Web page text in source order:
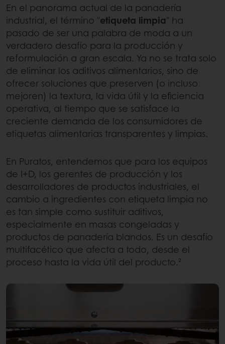
En el panorama actual de la panadería
industrial, el término "etiqueta limpia" ha
pasado de ser una palabra de moda a un
verdadero desafío para la producción y
reformulación a gran escala. Ya no se trata solo
de eliminar los aditivos alimentarios, sino de
ofrecer soluciones que preserven (o incluso
mejoren) la textura, la vida útil y la eficiencia
operativa, al tiempo que se satisface la
creciente demanda de los consumidores de
etiquetas alimentarias transparentes y limpias.
En Puratos, entendemos que para los equipos
de I+D, los gerentes de producción y los
desarrolladores de productos industriales, el
cambio a ingredientes con etiqueta limpia no
es tan simple como sustituir aditivos,
especialmente en masas congeladas y
productos de panadería blandos. Es un desafío
multifacético que afecta a todo, desde el
proceso hasta la vida útil del producto.²